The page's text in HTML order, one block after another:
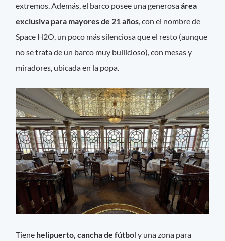
extremos. Además, el barco posee una generosaárea
exclusiva para mayores de 21 años, con el nombre de
Space H2O, un poco más silenciosa que el resto (aunque
no se trata de un barco muy bullicioso), con mesas y
miradores, ubicada en la popa.
Tiene helipuerto, cancha de fútbol y una zona para